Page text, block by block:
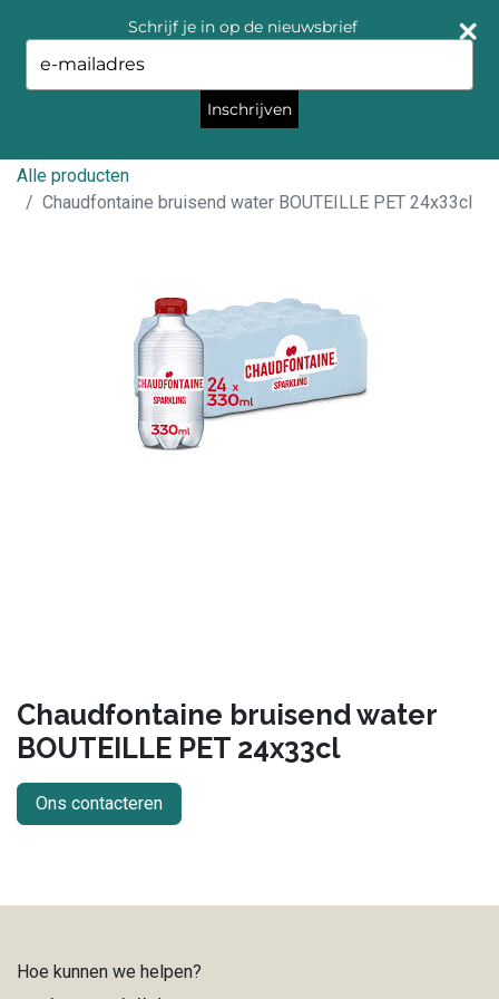
Alle producten
Chaudfontaine bruisend water BOUTEILLE PET 24x33cl
Chaudfontaine bruisend water
BOUTEILLE PET 24x33cl
Ons contacteren
Hoe kunnen we helpen?
Schrijf je in op de nieuwsbrief
your
email
Inschrijven